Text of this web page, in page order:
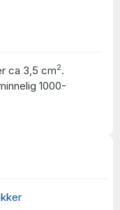
ca 3,5 cm2.
1000-